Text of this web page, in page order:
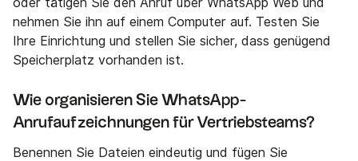
nehmen Sie ihn auf einem Computer auf. Testen Sie
Ihre Einrichtung und stellen Sie sicher, dass genügend
Speicherplatz vorhanden ist.
Wie organisieren Sie WhatsApp-
Anrufaufzeichnungen für Vertriebsteams?
Benennen Sie Dateien eindeutig und fügen Sie